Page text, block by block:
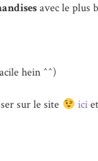
avec le plus
hein ^^)
sur le site iciet